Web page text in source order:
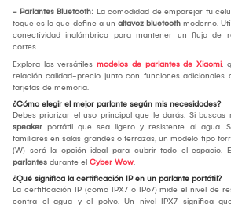
- Parlantes Bluetooth: La comodidad de emparejar tu
toque es lo que define a un altavoz bluetooth moderno.
conectividad inalámbrica para mantener un flujo de
cortes.
Explora los versátiles modelos de parlantes de Xiaomi,
relación calidad-precio junto con funciones adicionales
tarjetas de memoria.
¿Cómo elegir el mejor parlante según mis necesidades?
Debes priorizar el uso principal que le darás. Si buscas
speaker portátil que sea ligero y resistente al agua.
familiares en salas grandes o terrazas, un modelo tipo
(W) será la opción ideal para cubrir todo el espacio.
parlantes durante el Cyber Wow.
¿Qué significa la certificación IP en un parlante portátil?
La certificación IP (como IPX7 o IP67) mide el nivel de
contra el agua y el polvo. Un nivel IPX7 significa